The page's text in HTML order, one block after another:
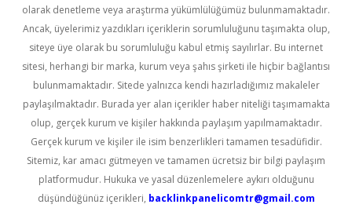
olarak denetleme veya araştırma yükümlülüğümüz bulunmamaktadır.
Ancak, üyelerimiz yazdıkları içeriklerin sorumluluğunu taşımakta olup,
siteye üye olarak bu sorumluluğu kabul etmiş sayılırlar. Bu internet
sitesi, herhangi bir marka, kurum veya şahıs şirketi ile hiçbir bağlantısı
bulunmamaktadır. Sitede yalnızca kendi hazırladığımız makaleler
paylaşılmaktadır. Burada yer alan içerikler haber niteliği taşımamakta
olup, gerçek kurum ve kişiler hakkında paylaşım yapılmamaktadır.
Gerçek kurum ve kişiler ile isim benzerlikleri tamamen tesadüfidir.
Sitemiz, kar amacı gütmeyen ve tamamen ücretsiz bir bilgi paylaşım
platformudur. Hukuka ve yasal düzenlemelere aykırı olduğunu
düşündüğünüz içerikleri, backlinkpanelicomtr@gmail.com